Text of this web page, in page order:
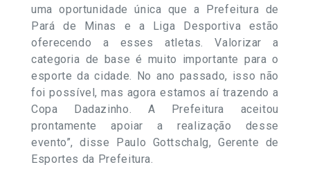
uma oportunidade única que a Prefeitura de
Pará de Minas e a Liga Desportiva estão
oferecendo a esses atletas. Valorizar a
categoria de base é muito importante para o
esporte da cidade. No ano passado, isso não
foi possível, mas agora estamos aí trazendo a
Copa Dadazinho. A Prefeitura aceitou
prontamente apoiar a realização desse
evento”, disse Paulo Gottschalg, Gerente de
Esportes da Prefeitura.